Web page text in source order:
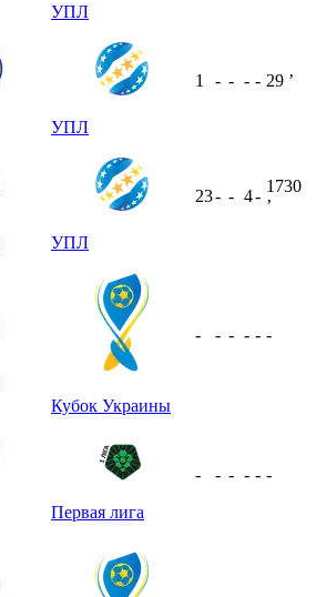
УПЛ
УПЛ
1 - - - - 29 ʼ
УПЛ
23- - 4-
1730
ʼ
Кубок Украины
- - - - - -
Первая лига
- - - - - -